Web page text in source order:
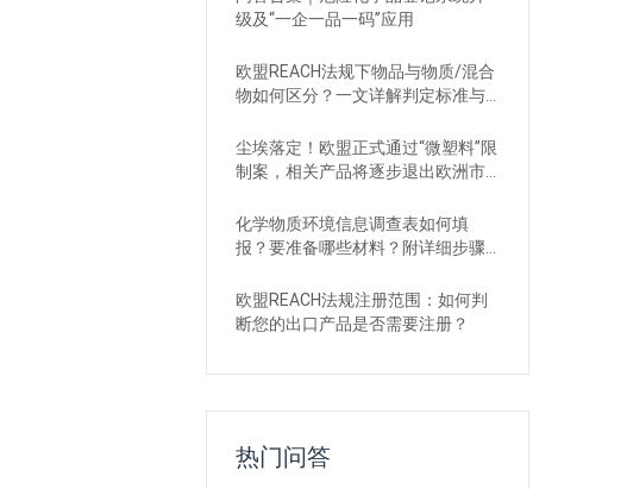
级及“一企一品一码”应用
欧盟REACH法规下物品与物质/混合
物如何区分？一文详解判定标准与
尘埃落定！欧盟正式通过“微塑料”限
制案，相关产品将逐步退出欧洲市
化学物质环境信息调查表如何填
报？要准备哪些材料？附详细步骤
欧盟REACH法规注册范围：如何判
断您的出口产品是否需要注册？
热门问答